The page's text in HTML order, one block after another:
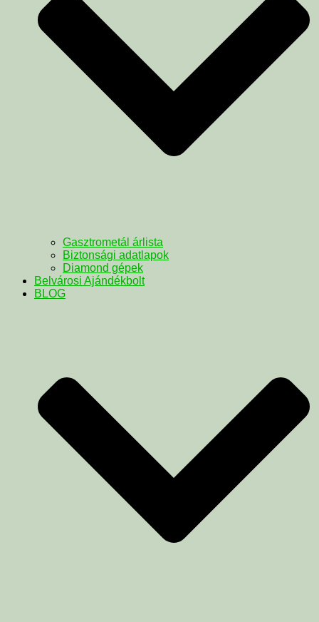
Gasztrometál árlista
Biztonsági adatlapok
Diamond gépek
Belvárosi Ajándékbolt
BLOG